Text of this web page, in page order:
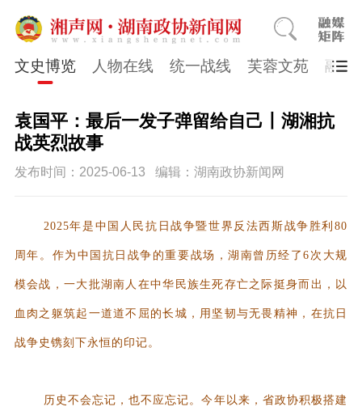
文史博览 人物在线 统一战线 芙蓉文苑 融媒
袁国平：最后一发子弹留给自己丨湖湘抗
战英烈故事
发布时间：2025-06-13 编辑：湖南政协新闻网
2025年是中国人民抗日战争暨世界反法西斯战争胜利80
周年。作为中国抗日战争的重要战场，湖南曾历经了6次大规
模会战，一大批湖南人在中华民族生死存亡之际挺身而出，以
血肉之躯筑起一道道不屈的长城，用坚韧与无畏精神，在抗日
战争史镌刻下永恒的印记。
历史不会忘记，也不应忘记。今年以来，省政协积极搭建